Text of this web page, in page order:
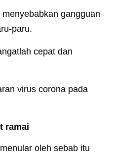
menyebabkan gangguan
paru.
cepat dan
virus corona pada
ramai
oleh sebab itu